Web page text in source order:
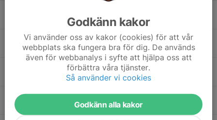
Tor
Godkänn kakor
Vi använder oss av kakor (cookies) för att vår
webbplats ska fungera bra för dig. De används
även för webbanalys i syfte att hjälpa oss att
förbättra våra tjänster.
Så använder vi cookies
Godkänn alla kakor